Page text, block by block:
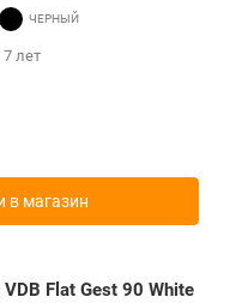
лет
в магазин
Flat Gest 90 White